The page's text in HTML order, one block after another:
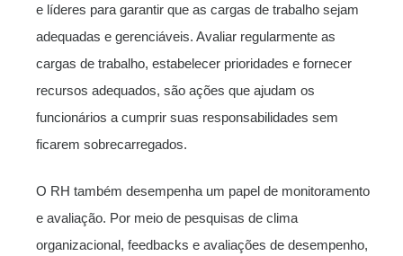
e líderes para garantir que as cargas de trabalho sejam
adequadas e gerenciáveis. Avaliar regularmente as
cargas de trabalho, estabelecer prioridades e fornecer
recursos adequados, são ações que ajudam os
funcionários a cumprir suas responsabilidades sem
ficarem sobrecarregados.
O RH também desempenha um papel de monitoramento
e avaliação. Por meio de pesquisas de clima
organizacional, feedbacks e avaliações de desempenho,